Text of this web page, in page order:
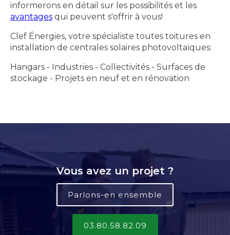
informerons en détail sur les possibilités et les
avantages qui peuvent s'offrir à vous!
Clef Énergies, votre spécialiste toutes toitures en
installation de centrales solaires photovoltaïques:
Hangars - Industries - Collectivités - Surfaces de
stockage - Projets en neuf et en rénovation
Vous avez un projet ?
Parlons-en ensemble
03.80.58.82.09